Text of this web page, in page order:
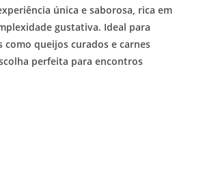
única e saborosa, rica em
gustativa. Ideal para
como queijos curados e carnes
perfeita para encontros